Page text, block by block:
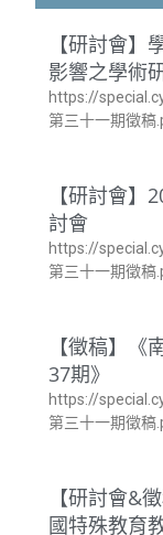
【研討會
影響之學術
https://
第三十一期徵稿
【研討會
討會
https://
第三十一期徵稿
【徵稿】
37期》
https://
第三十一期徵稿
【研討會&
國特殊教育